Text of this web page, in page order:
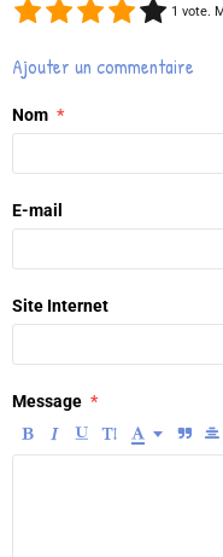
1 vote.
Ajouter un commentaire
Nom
E-mail
Site Internet
Message